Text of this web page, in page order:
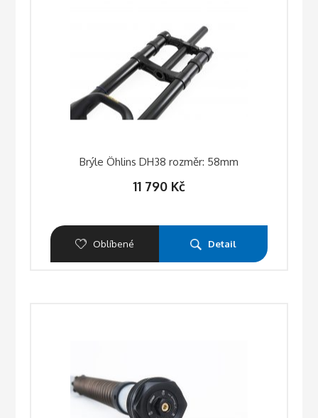
Brýle Öhlins DH38 rozměr: 58mm
11 790 Kč
Oblíbené Detail